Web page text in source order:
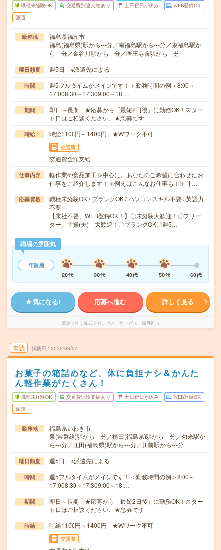
職種未経験OK 交通費別途支給あり 土日祝日が休み WEB登録OK
派遣
勤務地
福島県福島市
福島(福島県)駅から---分／南福島駅から---分／東福島駅か
ら---分／金谷川駅から---分／医王寺前駅から---分
曜日頻度 週5日 ※派遣先による
時間
週5フルタイムがメインです！＜勤務時間の例＞8:00～
17:008:30～17:309:00～18:…
期間
即日～長期 ★応募から「最短2日後」に勤務OK！スター
ト日はご相談ください。★急募です！
時給 時給1100円～1400円 ★Wワーク不可
交通費
交通費全額支給
仕事内容
軽作業や食品加工を中心に、あなたのご希望に合わせたお
仕事をご紹介します！≪例えばこんなお仕事も！≫【…
応募資格
職種未経験OK / ブランクOK / パソコンスキル不要 / 英語力
不要
【来社不要、WEB登録OK！】〇未経験大歓迎！〇フリー
ター、主婦(夫) 大歓迎！〇ブランクOK〇週5…
職場の雰囲気
年齢層
20代
30代 40代 50代 60代
気になる! 応募へ進む 詳しく見る
派遣会社 株式会社テクノ・サービス 採用担当
未読 掲載日 2026/08/07
お菓子の箱詰めなど、体に負担ナシ＆かんた
ん軽作業がたくさん！
職種未経験OK 交通費別途支給あり 土日祝日が休み WEB登録OK
派遣
勤務地
福島県いわき市
泉(常磐線)駅から---分／植田(福島県)駅から---分／勿来駅か
ら---分／江田(福島県)駅から---分／川前駅から---分
曜日頻度 週5日 ※派遣先による
時間
週5フルタイムがメインです！＜勤務時間の例＞8:00～
17:008:30～17:309:00～18:…
期間
即日～長期 ★応募から「最短2日後」に勤務OK！スター
ト日はご相談ください。★急募です！
時給 時給1100円～1400円 ★Wワーク不可
交通費